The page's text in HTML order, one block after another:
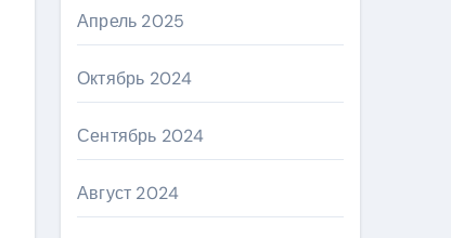
Апрель 2025
Октябрь 2024
Сентябрь 2024
Август 2024